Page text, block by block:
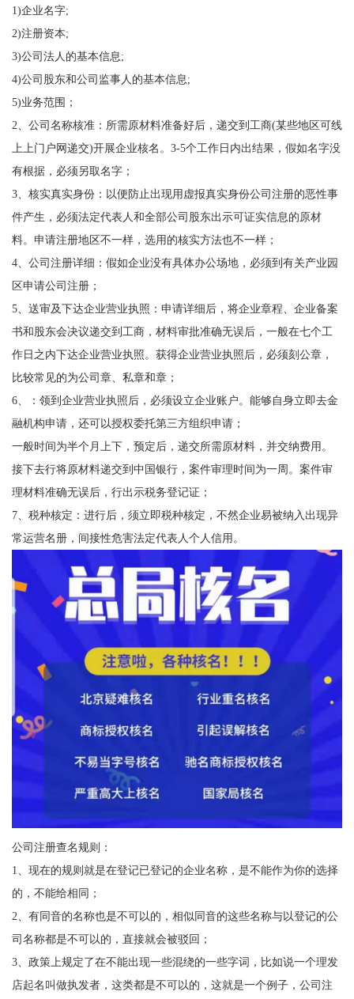
1)企业名字;
2)注册资本;
3)公司法人的基本信息;
4)公司股东和公司监事人的基本信息;
5)业务范围；
2、公司名称核准：所需原材料准备好后，递交到工商(某些地区可线
上上门户网递交)开展企业核名。3-5个工作日内出结果，假如名字没
有根据，必须另取名字；
3、核实真实身份：以便防止出现用虚报真实身份公司注册的恶性事
件产生，必须法定代表人和全部公司股东出示可证实信息的原材
料。申请注册地区不一样，选用的核实方法也不一样；
4、公司注册详细：假如企业没有具体办公场地，必须到有关产业园
区申请公司注册；
5、送审及下达企业营业执照：申请详细后，将企业章程、企业备案
书和股东会决议递交到工商，材料审批准确无误后，一般在七个工
作日之内下达企业营业执照。获得企业营业执照后，必须刻公章，
比较常见的为公司章、私章和章；
6、：领到企业营业执照后，必须设立企业账户。能够自身立即去金
融机构申请，还可以授权委托第三方组织申请；
一般时间为半个月上下，预定后，递交所需原材料，并交纳费用。
接下去行将原材料递交到中国银行，案件审理时间为一周。案件审
理材料准确无误后，行出示税务登记证；
7、税种核定：进行后，须立即税种核定，不然企业易被纳入出现异
常运营名册，间接性危害法定代表人个人信用。
公司注册查名规则：
1、现在的规则就是在登记已登记的企业名称，是不能作为你的选择
的，不能给相同；
2、有同音的名称也是不可以的，相似同音的这些名称与以登记的公
司名称都是不可以的，直接就会被驳回；
3、政策上规定了在不能出现一些混绕的一些字词，比如说一个理发
店起名叫做执发者，这类都是不可以的，这就是一个例子，公司注